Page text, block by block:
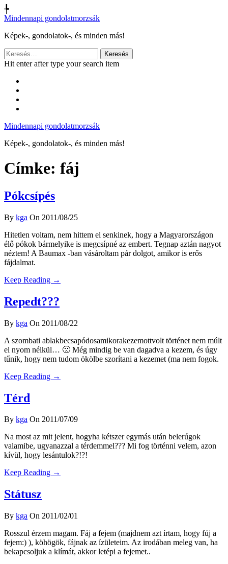
╄
Mindennapi gondolatmorzsák
Képek-, gondolatok-, és minden más!
Keresés:
Hit enter after type your search item
Mindennapi gondolatmorzsák
Képek-, gondolatok-, és minden más!
Címke: fáj
Pókcsípés
By kga On 2011/08/25
Hitetlen voltam, nem hittem el senkinek, hogy a Magyarországon
élő pókok bármelyike is megcsípné az embert. Tegnap aztán nagyot
néztem! A Baumax -ban vásároltam pár dolgot, amikor is erős
fájdalmat.
Keep Reading →
Repedt???
By kga On 2011/08/22
A szombati ablakbecsapódosamikorakezemottvolt történet nem múlt
el nyom nélkül… 🙁 Még mindig be van dagadva a kezem, és úgy
tűnik, hogy nem tudom ökölbe szorítani a kezemet (ma nem fogok.
Keep Reading →
Térd
By kga On 2011/07/09
Na most az mit jelent, hogyha kétszer egymás után belerúgok
valamibe, ugyanazzal a térdemmel??? Mi fog történni velem, azon
kívül, hogy lesántulok?!?!
Keep Reading →
Státusz
By kga On 2011/02/01
Rosszul érzem magam. Fáj a fejem (majdnem azt írtam, hogy fúj a
fejem:) ), köhögök, fájnak az ízületeim. Az irodában meleg van, ha
bekapcsoljuk a klímát, akkor letépi a fejemet..